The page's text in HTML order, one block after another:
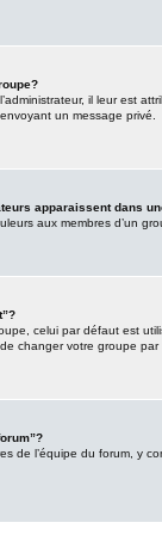
il leur est
un message privé.
apparaissent dans
aux membres d’un
celui par défaut est
changer votre groupe
de l’équipe du forum, y